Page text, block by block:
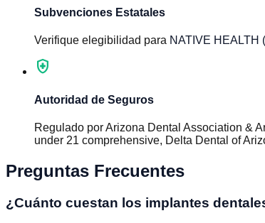
Subvenciones Estatales
Verifique elegibilidad para NATIVE HEALTH
health_and_safety
Autoridad de Seguros
Regulado porArizona Dental Association &
under 21 comprehensive, Delta Dental of
Preguntas Frecuentes
¿Cuánto cuestan los implantes